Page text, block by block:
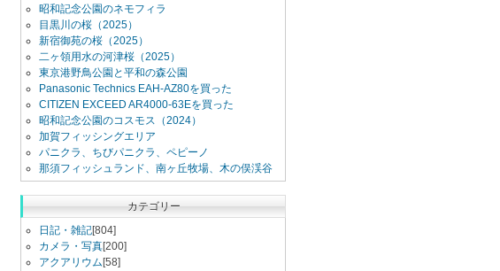
昭和記念公園のネモフィラ
目黒川の桜（2025）
新宿御苑の桜（2025）
二ヶ領用水の河津桜（2025）
東京港野鳥公園と平和の森公園
Panasonic Technics EAH-AZ80を買った
CITIZEN EXCEED AR4000-63Eを買った
昭和記念公園のコスモス（2024）
加賀フィッシングエリア
パニクラ、ちびパニクラ、ペピーノ
那須フィッシュランド、南ヶ丘牧場、木の俣渓谷
カテゴリー
日記・雑記[804]
カメラ・写真[200]
アクアリウム [58]